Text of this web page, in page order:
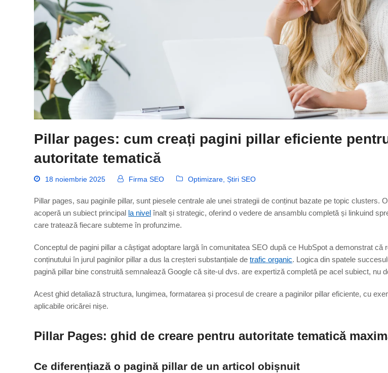
Pillar pages: cum creați pagini pillar eficiente
autoritate tematică
18 noiembrie 2025 Firma SEO Optimizare ,Știri SEO
Pillar pages, sau paginile pillar, sunt piesele centrale ale unei strategii de conținut bazate pe topic clusters.
acoperă un subiect principal la nivel înalt și strategic, oferind o vedere de ansamblu completă și linkuind
care tratează fiecare subteme în profunzime.
Conceptul de pagini pillar a câștigat adoptare largă în comunitatea SEO după ce HubSpot a demonstrat că
conținutului în jurul paginilor pillar a dus la creșteri substanțiale detrafic organic. Logica din spatele
pagină pillar bine construită semnalează Google că site-ul dvs. are expertiză completă pe acel subiect, nu
Acest ghid detaliază structura, lungimea, formatarea și procesul de creare a paginilor pillar eficiente, cu
aplicabile oricărei nișe.
Pillar Pages: ghid de creare pentruautoritate tematică
Ce diferențiază o pagină pillar de un articol obișnuit